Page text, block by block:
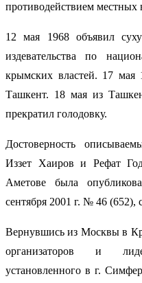
противодействием местных
12 мая 1968 объявил
издевательства по
крымских властей. 17 мая
Ташкент. 18 мая из
прекратил голодовку.
Достоверность
Иззет Хаиров и Рефат
Аметове была
сентября 2001 г. № 46 (652),
Вернувшись из Москвы в
организаторов и
установленного в г.